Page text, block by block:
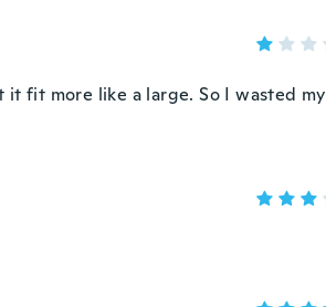
it fit more like a large. So I wasted my